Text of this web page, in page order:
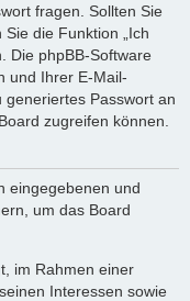
fragen. Sollten Sie
die Funktion „Ich
Die phpBB-Software
und Ihrer E-Mail-
Passwort an
zugreifen können.
eingegebenen und
um das Board
im Rahmen einer
Interessen sowie